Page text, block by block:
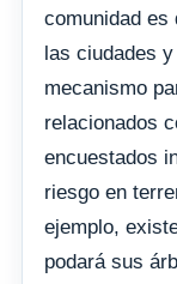
comunidad es
las ciudades
mecanismo
relacionados
encuestados
riesgo en
ejemplo,
podará sus